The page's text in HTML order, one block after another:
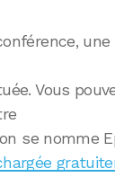
Vous
se nomme